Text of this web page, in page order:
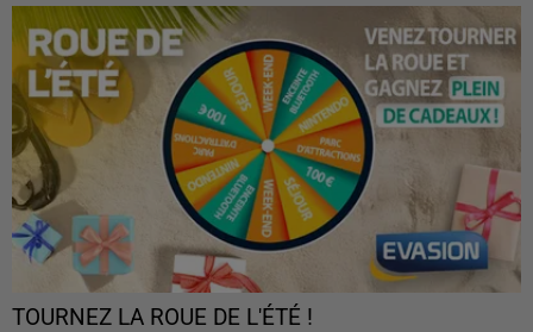
TOURNEZ LA ROUE DE L'ÉTÉ !